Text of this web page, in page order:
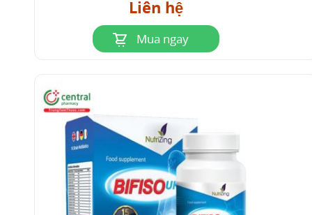
K1 và viêm màng não. Nó thực hiện điều này
bằng cách tăng cường khả năng bảo vệ
đường ruột của trẻ sơ sinh và có thể có hiệu
ngoài E. coli .
5.3 An toàn thực phẩm
Lactobacillus delbrueckii subsp. bulgaricus
được thêm vào các sản phẩm nước trái cây giúp
làm giảm sự phát triển của các vi khuẩn có hại
như Listeria, E. coli và Shigella. Khả năng thực
Liên hệ
Mua ngay